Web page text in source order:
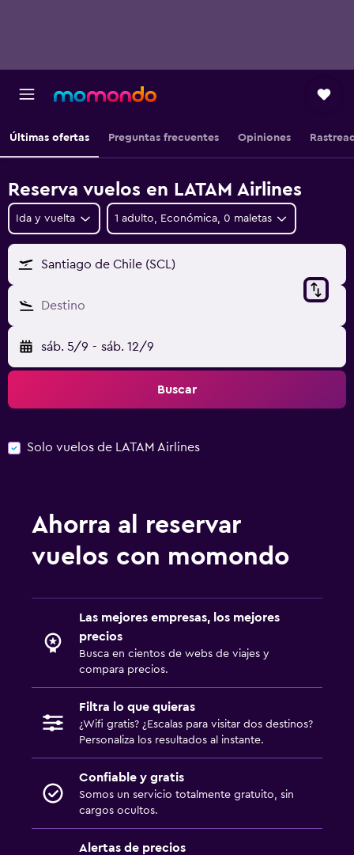
Últimas ofertas Preguntas frecuentes Opiniones
Reserva vuelos en LATAM Airlines
Ida y vuelta 1 adulto, Económica, 0 maletas
Santiago de Chile (SCL)
Destino
sáb. 5/9 - sáb. 12/9
Buscar
Solo vuelos de LATAM Airlines
Ahorra al reservar
vuelos con momondo
Las mejores empresas, los mejores
precios
Busca en cientos de webs de viajes y
compara precios.
Filtra lo que quieras
¿Wifi gratis? ¿Escalas para visitar dos destinos?
Personaliza los resultados al instante.
Confiable y gratis
Somos un servicio totalmente gratuito, sin
cargos ocultos.
Alertas de precios